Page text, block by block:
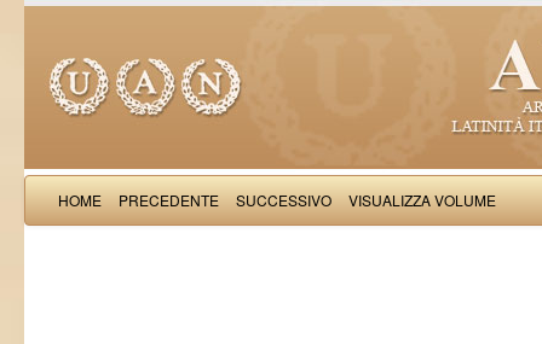
HOME PRECEDENTE SUCCESSIVO VISUALIZZA VOLUME